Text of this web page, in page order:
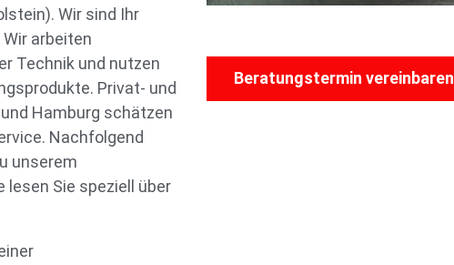
Wir sind Ihr
arbeiten
Technik und nutzen
Privat- und
Hamburg schätzen
Nachfolgend
unserem
Sie speziell über
Beratungstermin vereinbaren